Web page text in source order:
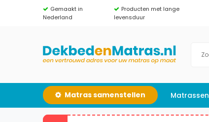
Gemaakt in
Nederland
Producten met lange
levensduur
Matras samenstellen Matrassen